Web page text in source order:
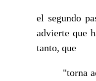
el segundo
advierte que
tanto, que
"torna